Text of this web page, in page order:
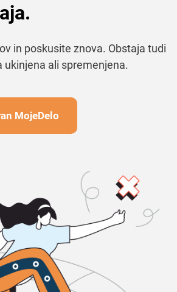
in poskusite znova. Obstaja tudi
ukinjena ali spremenjena.
MojeDelo